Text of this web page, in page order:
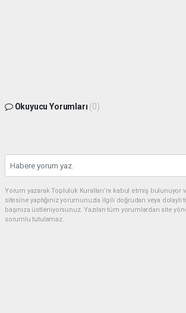
Okuyucu Yorumları (0)
Yorum yazarak Topluluk Kuralları’nı kabul etmiş
sitesine yaptığınız yorumunuzla ilgili doğrudan veya
başınıza üstleniyorsunuz. Yazılan tüm yorumlardan site
sorumlu tutulamaz.